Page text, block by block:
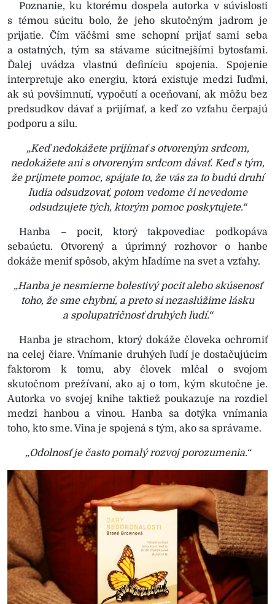
Poznanie, ku ktorému dospela autorka v súvislosti
s témou súcitu bolo, že jeho skutočným jadrom je
prijatie. Čím väčšmi sme schopní prijať sami seba
a ostatných, tým sa stávame súcitnejšími bytosťami.
Ďalej uvádza vlastnú definíciu spojenia. Spojenie
interpretuje ako energiu, ktorá existuje medzi ľuďmi,
ak sú povšimnutí, vypočutí a oceňovaní, ak môžu bez
predsudkov dávať a prijímať, a keď zo vzťahu čerpajú
podporu a silu.
„Keď nedokážete prijímať s otvoreným srdcom,
nedokážete ani s otvoreným srdcom dávať. Keď s tým,
že prijmete pomoc, spájate to, že vás za to budú druhí
ľudia odsudzovať, potom vedome či nevedome
odsudzujete tých, ktorým pomoc poskytujete.“
Hanba – pocit, ktorý takpovediac podkopáva
sebaúctu. Otvorený a úprimný rozhovor o hanbe
dokáže meniť spôsob, akým hľadíme na svet a vzťahy.
„Hanba je nesmierne bolestivý pocit alebo skúsenosť
toho, že sme chybní, a preto si nezaslúžime lásku
a spolupatričnosť druhých ľudí.“
Hanba je strachom, ktorý dokáže človeka ochromiť
na celej čiare. Vnímanie druhých ľudí je dostačujúcim
faktorom k tomu, aby človek mlčal o svojom
skutočnom prežívaní, ako aj o tom, kým skutočne je.
Autorka vo svojej knihe taktiež poukazuje na rozdiel
medzi hanbou a vinou. Hanba sa dotýka vnímania
toho, kto sme. Vina je spojená s tým, ako sa správame.
„Odolnosť je často pomalý rozvoj porozumenia.“